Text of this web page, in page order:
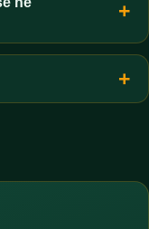
ölçün ve gerekirse
danışma hatları